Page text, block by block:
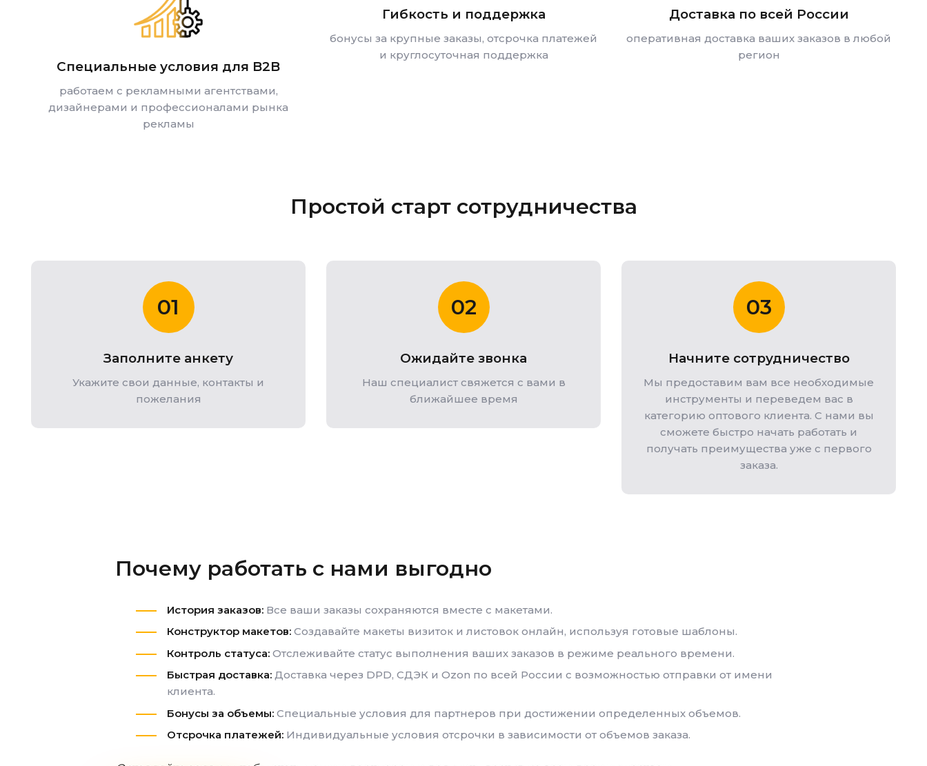
Специальные условия для B2B
работаем с рекламными агентствами,
дизайнерами и профессионалами рынка
рекламы
Гибкость и поддержка
бонусы за крупные заказы, отсрочка платежей
и круглосуточная поддержка
Доставка по всей России
оперативная доставка ваших заказов в любой
регион
Простой старт сотрудничества
01
Заполните анкету
Укажите свои данные, контакты и
пожелания
02
Ожидайте звонка
Наш специалист свяжется с вами в
ближайшее время
03
Начните сотрудничество
Мы предоставим вам все необходимые
инструменты и переведем вас в
категорию оптового клиента. С нами вы
сможете быстро начать работать и
получать преимущества уже с первого
заказа.
Почему работать с нами выгодно
История заказов: Все ваши заказы сохраняются вместе с макетами.
Конструктор макетов: Создавайте макеты визиток и листовок онлайн, используя готовые шаблоны.
Контроль статуса: Отслеживайте статус выполнения ваших заказов в режиме реального времени.
Быстрая доставка: Доставка через DPD, СДЭК и Ozon по всей России с возможностью отправки от имени
клиента.
Бонусы за объемы: Специальные условия для партнеров при достижении определенных объемов.
Отсрочка платежей: Индивидуальные условия отсрочки в зависимости от объемов заказа.